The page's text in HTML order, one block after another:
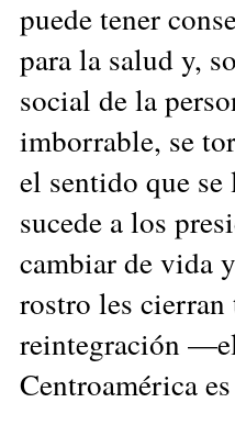
puede tener
para la salud y,
social de la
imborrable, se
el sentido que se
sucede a los
cambiar de vida
rostro les
reintegración
Centroamérica